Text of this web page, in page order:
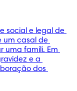
social e legal de
um casal de
uma famíli. Em
e a
dos